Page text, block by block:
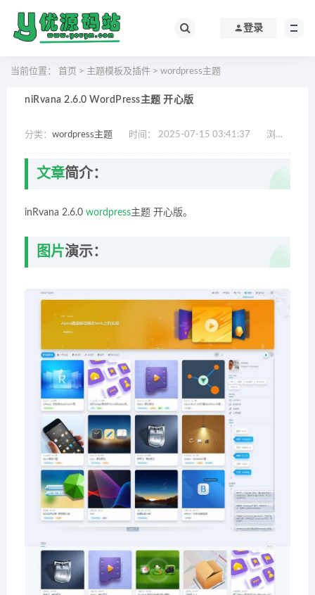
登录
当前位置： 首页 > 主题模板及插件 > wordpress主题
niRvana 2.6.0 WordPress主题 开心版
分类： wordpress主题 时间： 2025-07-15 03:41:37 浏览：
文章简介：
inRvana 2.6.0 wordpress主题 开心版。
图片演示：